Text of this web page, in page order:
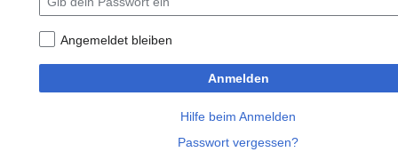
Angemeldet bleiben
Anmelden
Hilfe beim Anmelden
Passwort vergessen?